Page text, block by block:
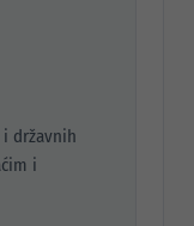
državnih
i